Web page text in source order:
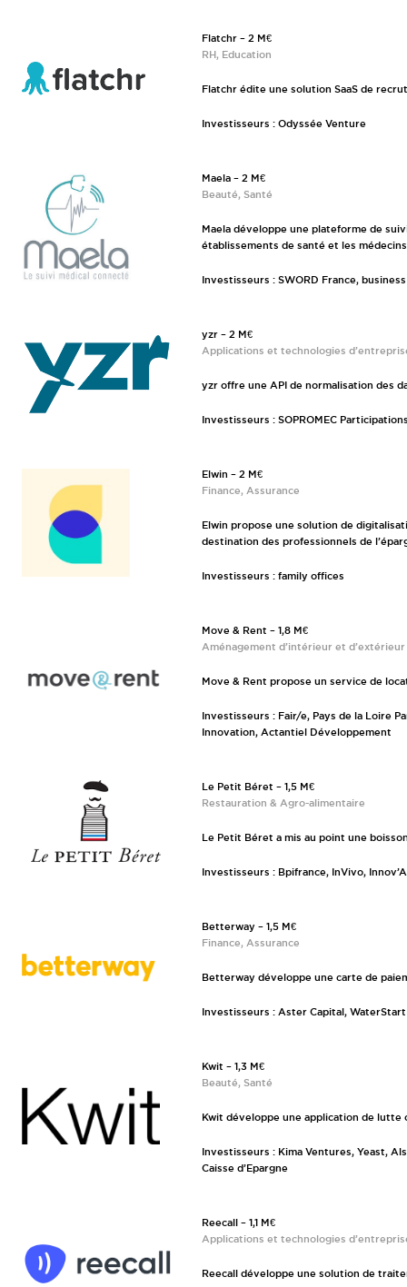
Flatchr – 2 M€
RH, Education
Flatchr édite une solution SaaS de
Investisseurs : Odyssée Venture
Maela – 2 M€
Beauté, Santé
Maela développe une plateforme de
établissements de santé et les
Investisseurs : SWORD France,
yzr – 2 M€
Applications et technologies
yzr offre une API de normalisation des
Investisseurs : SOPROMEC
Elwin – 2 M€
Finance, Assurance
Elwin propose une solution de
destination des professionnels de
Investisseurs : family offices
Move & Rent – 1,8 M€
Aménagement d’intérieur et d’extérieur
Move & Rent propose un service de
Investisseurs : Fair/e, Pays de la Loire
Innovation, Actantiel Développement
Le Petit Béret – 1,5 M€
Restauration & Agro-alimentaire
Le Petit Béret a mis au point une
Investisseurs : Bpifrance, InVivo,
Betterway – 1,5 M€
Finance, Assurance
Betterway développe une carte de
Investisseurs : Aster Capital,
Kwit – 1,3 M€
Beauté, Santé
Kwit développe une application de lutte
Investisseurs : Kima Ventures, Yeast,
Caisse d’Epargne
Reecall – 1,1 M€
Applications et technologies
Reecall développe une solution de